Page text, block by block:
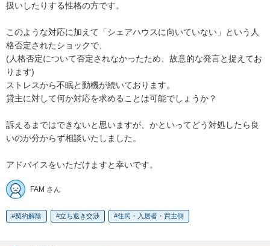
扱いしたりする性格の方です。
このような対応に加えて「シェアハウスに向いていない」という人
格否定されたショックで、
(人格否定について否定されなかったため、故意的な発言と捉えてお
ります)
ストレスから不眠と動機が続いております。
貸主に対して何か対応を求めることは可能でしょうか？
訴えるまではできないと思いますが、かといってどう対処したら良
いのか分からず相談いたしました。
アドバイスをいただけますと幸いです。
FAM さん
契約解除 立ち退き交渉 住民・入居者・買主側